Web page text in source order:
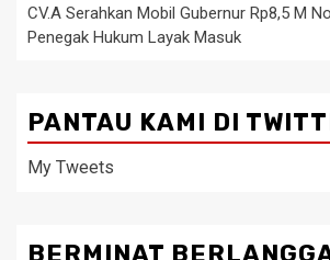
CV.A Serahkan Mobil Gubernur Rp8,5 M
Penegak Hukum Layak Masuk
PANTAU KAMI DI
My Tweets
BERMINAT